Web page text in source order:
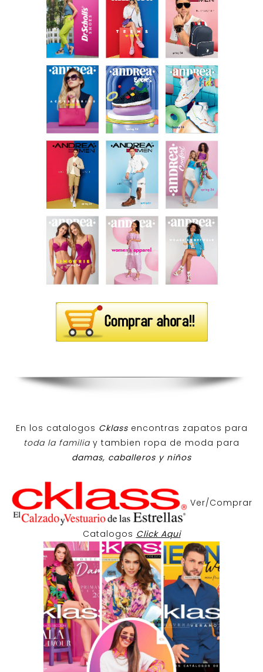
En los catalogos Cklass encontras zapatos para
toda la familiay tambien ropa de moda para
damas, caballeros y niños
Ver/Comprar
Catalogos Click Aqui